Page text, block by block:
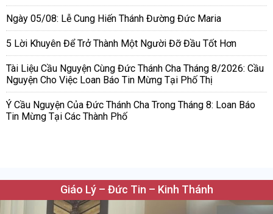
Ngày 05/08: Lễ Cung Hiến Thánh Đường Đức Maria
5 Lời Khuyên Để Trở Thành Một Người Đỡ Đầu Tốt Hơn
Tài Liệu Cầu Nguyện Cùng Đức Thánh Cha Tháng 8/2026: Cầu
Nguyện Cho Việc Loan Báo Tin Mừng Tại Phố Thị
Ý Cầu Nguyện Của Đức Thánh Cha Trong Tháng 8: Loan Báo
Tin Mừng Tại Các Thành Phố
Giáo Lý – Đức Tin – Kinh Thánh